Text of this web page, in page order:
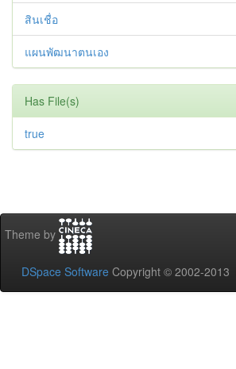
สินเชื่อ
แผนพัฒนาตนเอง
Has File(s)
true
Theme by
DSpace Software Copyright © 2002-2013